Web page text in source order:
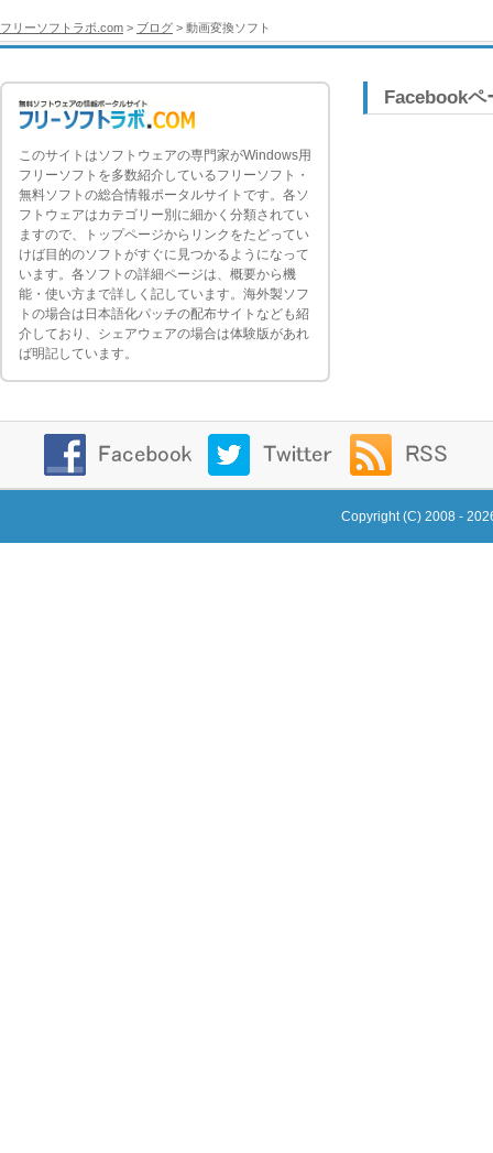
フリーソフトラボ.com > ブログ > 動画変換ソフト
このサイトはソフトウェアの専門家がWindows用
フリーソフトを多数紹介しているフリーソフト・
無料ソフトの総合情報ポータルサイトです。各ソ
フトウェアはカテゴリー別に細かく分類されてい
ますので、トップページからリンクをたどってい
けば目的のソフトがすぐに見つかるようになって
います。各ソフトの詳細ページは、概要から機
能・使い方まで詳しく記しています。海外製ソフ
トの場合は日本語化パッチの配布サイトなども紹
介しており、シェアウェアの場合は体験版があれ
ば明記しています。
Facebookペ
Copyright (C) 2008 -